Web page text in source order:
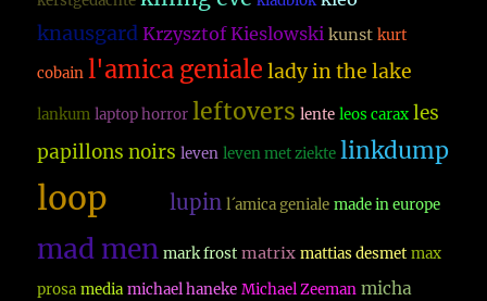
knausgard Krzysztof Kieslowski kunst kurt
cobain l'amica geniale lady in the lake
lankum laptop horror leftovers lente leos carax les
papillons noirs leven leven met ziekte linkdump
loop lupin l´amica geniale made in europe
mad men mark frost matrix mattias desmet max
prosa media michael haneke Michael Zeeman micha